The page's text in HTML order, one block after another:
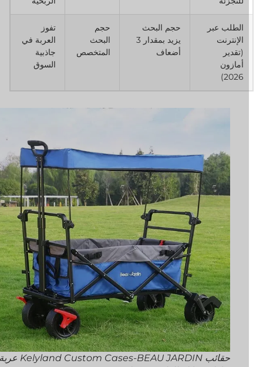
الطلب عبر
الإنترنت
(تقدير
أمازون
2026)
حجم البحث
يزيد بمقدار 3
أضعاف
حجم
البحث
المتخصص
تفوز
العربة في
جاذبية
السوق
حقائب Kelyland Custom Cases-BEAU JARDIN عربة